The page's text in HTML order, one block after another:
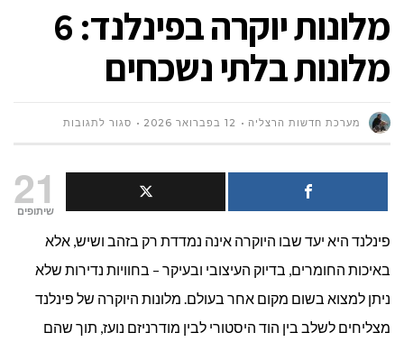
מלונות יוקרה בפינלנד: 6
מלונות בלתי נשכחים
מערכת חדשות הרצליה 12 בפברואר 2026 סגור לתגובותעל
יוקרה
בפינלנד:
21
שיתופים
פינלנד היא יעד שבו היוקרה אינה נמדדת רק בזהב ושיש, אלא
באיכות החומרים, בדיוק העיצובי ובעיקר – בחוויות נדירות שלא
ניתן למצוא בשום מקום אחר בעולם. מלונות היוקרה של פינלנד
מצליחים לשלב בין הוד היסטורי לבין מודרניזם נועז, תוך שהם